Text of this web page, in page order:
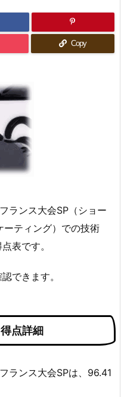
Copy
ランス大会SP（ショー
ーティング）での技術
表です。
できます。
点詳細
ランス大会SPは、96.41